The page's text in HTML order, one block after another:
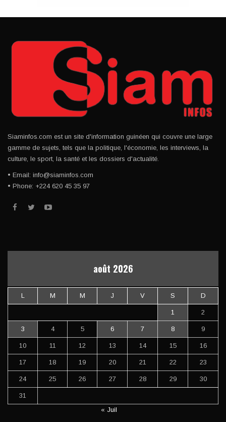
Siaminfos.com est un site d'information guinéen qui couvre une large
gamme de sujets, tels que la politique, l'économie, les interviews, la
culture, le sport, la santé et les dossiers d'actualité.
• Email: info@siaminfos.com
• Phone: +224 620 45 35 97
août 2026
L M M J V S D
1 2
3 4 5 6 7 8 9
10 11 12 13 14 15 16
17 18 19 20 21 22 23
24 25 26 27 28 29 30
31
« Juil